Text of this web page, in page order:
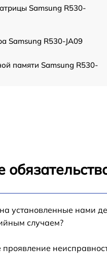
Samsung R530-
Samsung R530-JA09
памяти Samsung R530-
R530-JA09
установленные нами
случаем?
проявление